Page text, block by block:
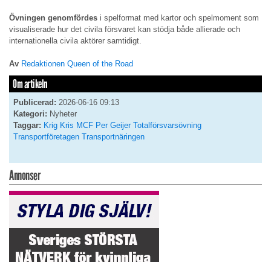
Övningen genomfördes i spelformat med kartor och spelmoment som
visualiserade hur det civila försvaret kan stödja både allierade och
internationella civila aktörer samtidigt.
Av Redaktionen Queen of the Road
Om artikeln
Publicerad: 2026-06-16 09:13
Kategori: Nyheter
Taggar: Krig Kris MCF Per Geijer Totalförsvarsövning
Transportföretagen Transportnäringen
Annonser